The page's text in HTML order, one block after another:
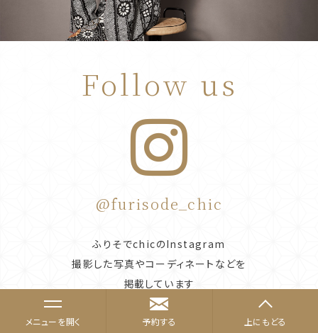
Follow us
@furisode_chic
ふりそでchicのInstagram
撮影した写真やコーディネートなどを
掲載しています
メニューを 予約する 上にもどる